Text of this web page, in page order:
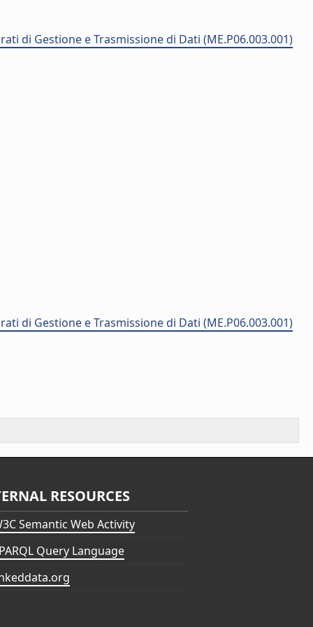
di Gestione e Trasmissione di Dati (ME.P06.003.001)
di Gestione e Trasmissione di Dati (ME.P06.003.001)
RESOURCES
Semantic Web Activity
Query Language